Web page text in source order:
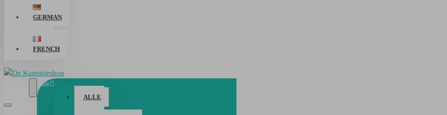
GERMAN
FRENCH
Alle
ALLE